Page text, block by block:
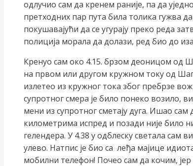
одлучио сам да кренем раније, па да
претходних пар пута била толика гужва
покушавајући да се угурају преко реда
полиција морала да долази, ред био до
Кренуо сам око 4.15. брзом деоницом од
на првом или другом кружном току од
излетео из кружног тока због пребрзе
супротног смера је било понеко возило,
мени из супротног сметају дуга. Ишао
километрима испред и позади није било
гелендера. У 4.38 у одблеску светала сам
улево. Натпис је био са леђа мајице
мобилни телефон! Почео сам да кочим,